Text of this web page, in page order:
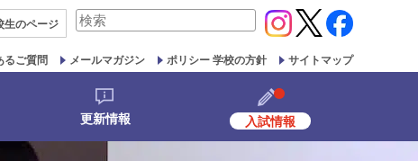
生のページ
検
対
象:
るご質問 メールマガジン ポリシー 学校の方針 サイトマップ
更新情報 入試情報